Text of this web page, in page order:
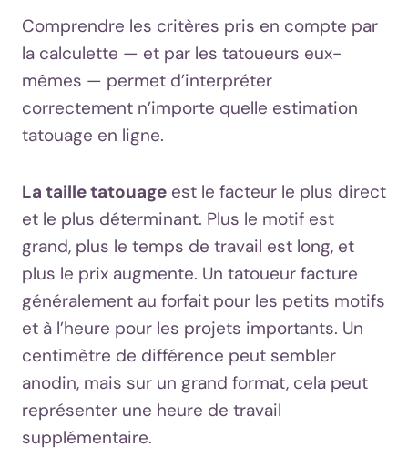
Comprendre les critères pris en compte par
la calculette — et par les tatoueurs eux-
mêmes — permet d’interpréter
correctement n’importe quelle estimation
tatouage en ligne.
La taille tatouage est le facteur le plus direct
et le plus déterminant. Plus le motif est
grand, plus le temps de travail est long, et
plus le prix augmente. Un tatoueur facture
généralement au forfait pour les petits motifs
et à l’heure pour les projets importants. Un
centimètre de différence peut sembler
anodin, mais sur un grand format, cela peut
représenter une heure de travail
supplémentaire.